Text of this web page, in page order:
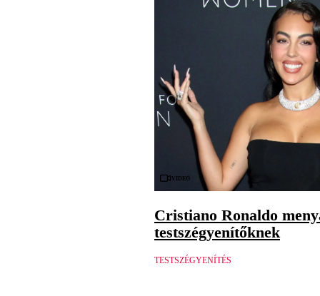
Videó
Cristiano Ronaldo
testszégyenítőknek
TESTSZÉGYENÍTÉS